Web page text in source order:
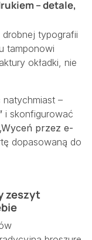
– detale,
typografii
tamponowi
okładki, nie
–
i skonfigurować
przez e-
dopasowaną do
zeszyt